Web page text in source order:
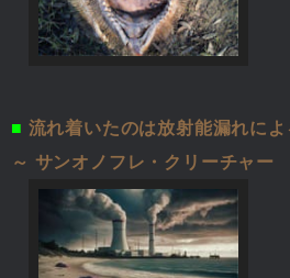
■ 流れ着いたのは放射能漏れに
～ サンオノフレ・クリーチャー